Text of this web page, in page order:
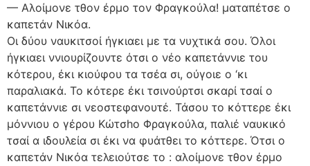
— Αλοίμονε τθον έρμο τον Φραγκούλα! ματαπέτσε ο
καπετάν Νικόα.
Οι δύου ναυκιτσοί ήγκιαει με τα νυχτικά σου. Όλοι
ήγκιαει ννιουρίζουντε ότσι ο νέο καπετάννιε του
κότερου, έκι κιούφου τα τσέα σι, ούγοιε ο ‘κι
παραλιακά. Το κότερε έκι τσινούρτσι σκαρί τσαί ο
καπετάννιε σι νεοστεφανουτέ. Τάσου το κόττερε έκι
μόννιου ο γέρου Κώτσhο Φραγκούλα, παλιέ ναυκικό
τσαί α ιδουλεία σι έκι να φυάτθει το κόττερε. Ότσι ο
καπετάν Νικόα τελειούτσε το : αλοίμονε τθον έρμο